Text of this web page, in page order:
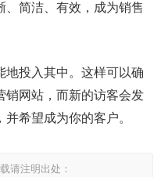
、简洁、有效，成为销售
地投入其中。这样可以确
销网站，而新的访客会发
希望成为你的客户。
请注明出处：